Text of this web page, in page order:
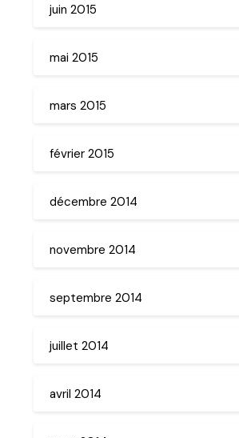
juin 2015
mai 2015
mars 2015
février 2015
décembre 2014
novembre 2014
septembre 2014
juillet 2014
avril 2014